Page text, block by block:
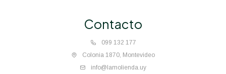
Contacto
099 132 177
Colonia 1870, Montevideo
info@lamolienda.uy